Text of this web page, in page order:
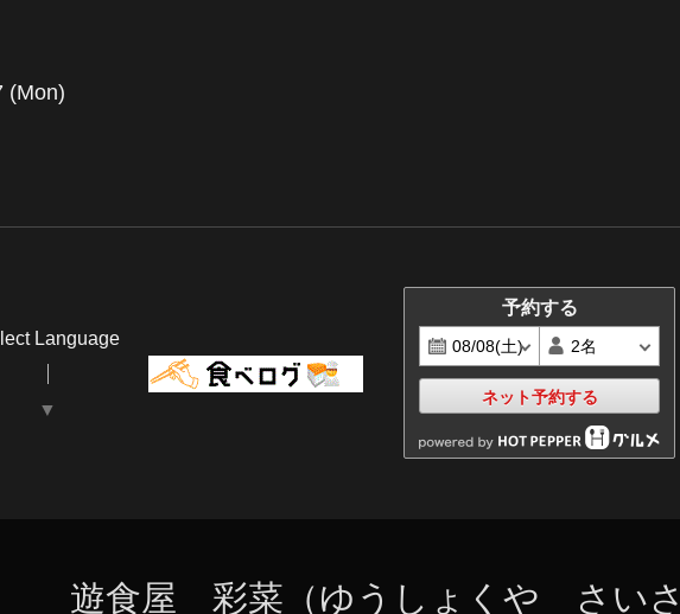
(Mon)
Language
▼
予約する
ネット予約する
遊食屋 彩菜（ゆうしょくや さい